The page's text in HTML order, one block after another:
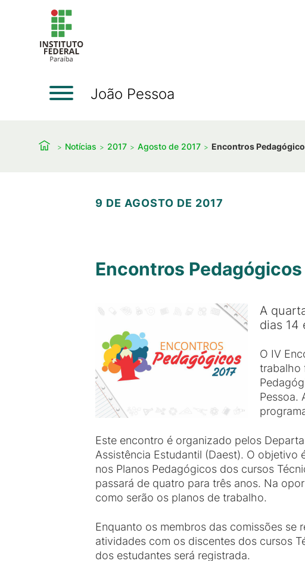
João Pessoa
Notícias 2017 Agosto de 2017 Encontros
9 DE AGOSTO DE 2017
Encontros
A
dias 14
O IV
trabalho
Pessoa.
Este encontro é organizado pelos
Assistência Estudantil (Daest). O
nos Planos Pedagógicos dos cursos
passará de quatro para três anos. Na
como serão os planos de trabalho.
Enquanto os membros das comissões se
atividades com os discentes dos cursos
dos estudantes será registrada.